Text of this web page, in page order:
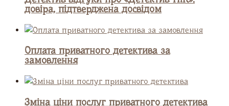
довіра, підтверджена досвідом
Оплата приватного детектива за
замовлення
Зміна ціни послуг приватного детектива